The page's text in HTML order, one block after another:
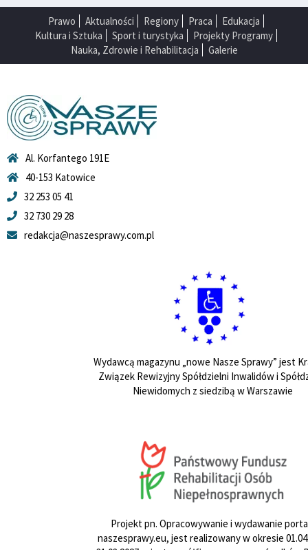
Prawo Aktualności Regiony Praca
Edukacja
Kultura i Sztuka
Sport i turystyka
Projekty Programy
Nauka, Zdrowie i Rehabilitacja
Galerie
Al. Korfantego 191E
40-153 Katowice
32 253 05 41
32 730 29 28
redakcja@naszesprawy.com.pl
Wydawcą magazynu „nowe Nasze Sprawy” jest
Związek Rewizyjny Spółdzielni Inwalidów i
Niewidomych z siedzibą w Warszawie
Projekt pn. Opracowywanie i wydawanie
naszesprawy.eu, jest realizowany w okresie